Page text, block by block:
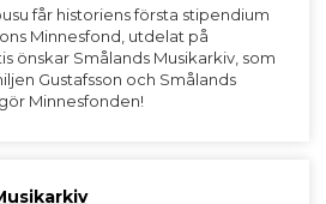
får historiens första stipendium
Minnesfond, utdelat på
önskar Smålands Musikarkiv, som
Gustafsson och Smålands
Minnesfonden!